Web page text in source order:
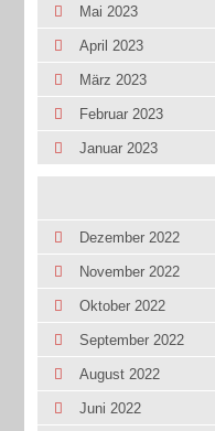
Mai 2023
April 2023
März 2023
Februar 2023
Januar 2023
Dezember 2022
November 2022
Oktober 2022
September 2022
August 2022
Juni 2022